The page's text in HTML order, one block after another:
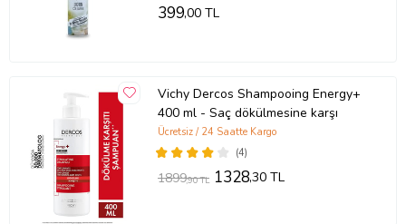
399,00 TL
Vichy Dercos Shampooing Energy+
400 ml - Saç dökülmesine karşı
(4)
Ücretsiz / 24 Saatte Kargo
1899,90 TL 1328,30 TL